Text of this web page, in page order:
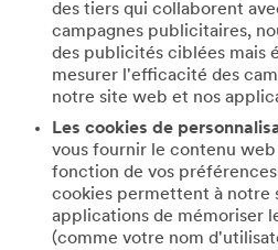
des tiers qui collaborent
campagnes publicitaires,
des publicités ciblées mais
mesurer l'efficacité des
notre site web et nos
Les cookies de
vous fournir le contenu
fonction de vos
cookies permettent à notre
applications de mémoriser
(comme votre nom